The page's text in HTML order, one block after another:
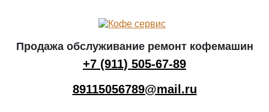
Продажа обслуживание ремонт кофемашин
+7 (911) 505-67-89
89115056789@mail.ru